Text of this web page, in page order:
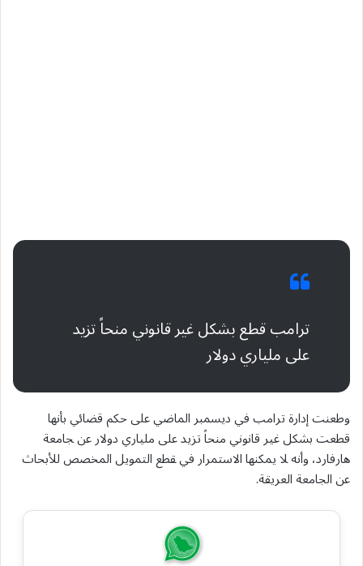
ترامب قطع بشكل ⁠غير قانوني منحاً تزيد
على ‌ملياري دولار
وطعنت إدارة ترامب في ديسمبر الماضي على حكم قضائي بأنها
قطعت بشكل ⁠غير قانوني منحاً تزيد على ‌ملياري دولار عن ‍جامعة
هارفارد، وأنه ‍لا يمكنها الاستمرار في ‍قطع التمويل المخصص للأبحاث
عن الجامعة العريقة.